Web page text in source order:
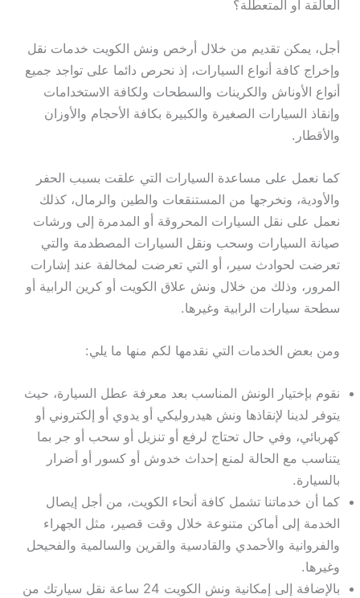
العالقة أو المتعطلة؟
أجل، يمكن تقديم من خلال أرخص ونش الكويت خدمات نقل
وإخراج كافة أنواع السيارات، إذ نحرص دائما على تواجد جميع
أنواع الأوناش والكرينات والسطحات ولكافة الاستخدامات
وإنقاذ السيارات الصغيرة والكبيرة بكافة الأحجام والأوزان
والأقطار.
كما نعمل على مساعدة السيارات التي علقت بسبب الحفر
والأودية، ونخرجها من المستنقعات والطين والرمال، كذلك
نعمل على نقل السيارات المحروقة أو المدمرة إلى ورشات
صيانة السيارات وسحب ونقل السيارات المصطدمة والتي
تعرضت لحوادث سير، أو التي تعرضت لمخالفة عند إشارات
المرور، وذلك من خلال ونش علاق الكويت أو كرين الرابية أو
سطحة سيارات الرابية وغيرها.
ومن بعض الخدمات التي نقدمها لكم منها ما يلي:
نقوم بإختيار الونش المناسب بعد معرفة عطل السيارة، حيث
يتوفر لدينا لإنقاذها ونش هيدروليكي أو يدوي أو إلكتروني أو
كهربائي، وفي حال تحتاج لرفع أو تنزيل أو سحب أو جر بما
يتناسب مع الحالة لمنع إحداث خدوش أو كسور أو أضرار
بالسيارة.
كما أن خدماتنا تشمل كافة أنحاء الكويت، من أجل إيصال
الخدمة إلى أماكن متنوعة خلال وقت قصير، مثل الجهراء
والفروانية والأحمدي والقادسية والقرين والسالمية والفحيحل
وغيرها.
بالإضافة إلى إمكانية ونش الكويت 24 ساعة نقل سيارتك من